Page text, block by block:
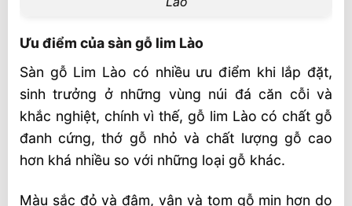
Ưu điểm của sàn gỗ lim Lào
Sàn gỗ Lim Lào có nhiều ưu điểm khi lắp đặt,
sinh trưởng ở những vùng núi đá căn cỗi và
khắc nghiệt, chính vì thế, gỗ lim Lào có chất gỗ
đanh cứng, thớ gỗ nhỏ và chất lượng gỗ cao
hơn khá nhiều so với những loại gỗ khác.
Màu sắc đỏ và đậm, vân và tom gỗ mịn hơn do